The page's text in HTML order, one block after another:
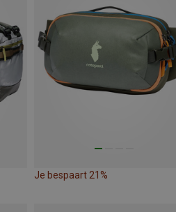
Je bespaart 21%